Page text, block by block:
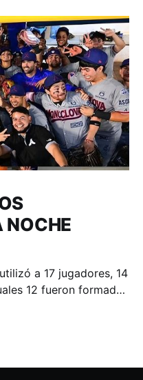
NOCHE
a 17 jugadores, 14
12 fueron formados